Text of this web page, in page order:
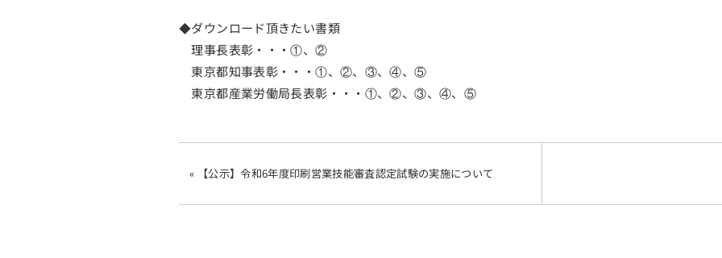
◆ダウンロード頂きたい書類
理事長表彰・・・①、②
東京都知事表彰・・・①、②、③、④、⑤
東京都産業労働局長表彰・・・①、②、③、④、⑤
« 【公示】令和6年度印刷営業技能審査認定試験の実施について